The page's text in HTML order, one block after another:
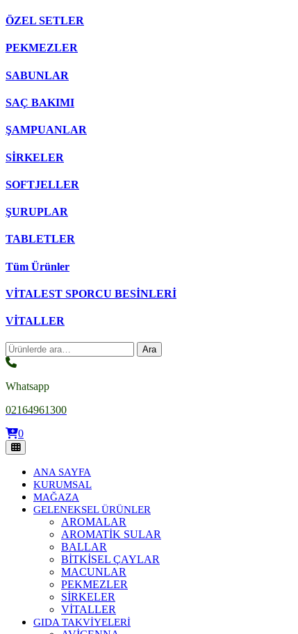
ÖZEL SETLER
PEKMEZLER
SABUNLAR
SAÇ BAKIMI
ŞAMPUANLAR
SİRKELER
SOFTJELLER
ŞURUPLAR
TABLETLER
Tüm Ürünler
VİTALEST SPORCU BESİNLERİ
VİTALLER
Ara: Ara
Whatsapp
02164961300
0
ANA SAYFA
KURUMSAL
MAĞAZA
GELENEKSEL ÜRÜNLER
AROMALAR
AROMATİK SULAR
BALLAR
BİTKİSEL ÇAYLAR
MACUNLAR
PEKMEZLER
SİRKELER
VİTALLER
GIDA TAKVİYELERİ